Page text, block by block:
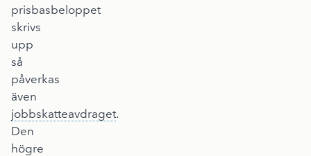
prisbasbeloppet
skrivs
upp
så
påverkas
även
jobbskatteavdraget.
Den
högre